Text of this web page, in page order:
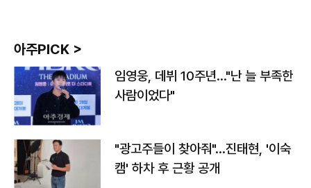
아주PICK >
임영웅, 데뷔 10주년…"난 늘 부족한
사람이었다"
"광고주들이 찾아줘"…진태현, '이숙
캠' 하차 후 근황 공개